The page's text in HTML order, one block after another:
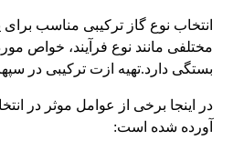
انتخاب نوع گاز ترکیبی مناسب
مختلفی مانند نوع فرآیند، خواص
بستگی دارد.تهیه ازت ترکیبی در
در اینجا برخی از عوامل موثر در
آورده شده است: